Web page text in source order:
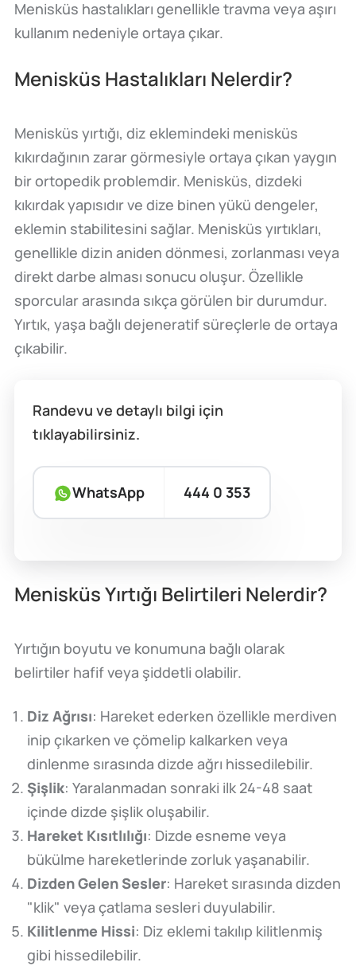
Menisküs hastalıkları genellikle travma veya aşırı
kullanım nedeniyle ortaya çıkar.
Menisküs Hastalıkları Nelerdir?
Menisküs yırtığı, diz eklemindeki menisküs
kıkırdağının zarar görmesiyle ortaya çıkan yaygın
bir ortopedik problemdir. Menisküs, dizdeki
kıkırdak yapısıdır ve dize binen yükü dengeler,
eklemin stabilitesini sağlar. Menisküs yırtıkları,
genellikle dizin aniden dönmesi, zorlanması veya
direkt darbe alması sonucu oluşur. Özellikle
sporcular arasında sıkça görülen bir durumdur.
Yırtık, yaşa bağlı dejeneratif süreçlerle de ortaya
çıkabilir.
Randevu ve detaylı bilgi için
tıklayabilirsiniz.
WhatsApp 444 0 353
Menisküs Yırtığı Belirtileri Nelerdir?
Yırtığın boyutu ve konumuna bağlı olarak
belirtiler hafif veya şiddetli olabilir.
Diz Ağrısı: Hareket ederken özellikle merdiven
inip çıkarken ve çömelip kalkarken veya
dinlenme sırasında dizde ağrı hissedilebilir.
Şişlik: Yaralanmadan sonraki ilk 24-48 saat
içinde dizde şişlik oluşabilir.
Hareket Kısıtlılığı: Dizde esneme veya
bükülme hareketlerinde zorluk yaşanabilir.
Dizden Gelen Sesler: Hareket sırasında dizden
"klik" veya çatlama sesleri duyulabilir.
Kilitlenme Hissi: Diz eklemi takılıp kilitlenmiş
gibi hissedilebilir.